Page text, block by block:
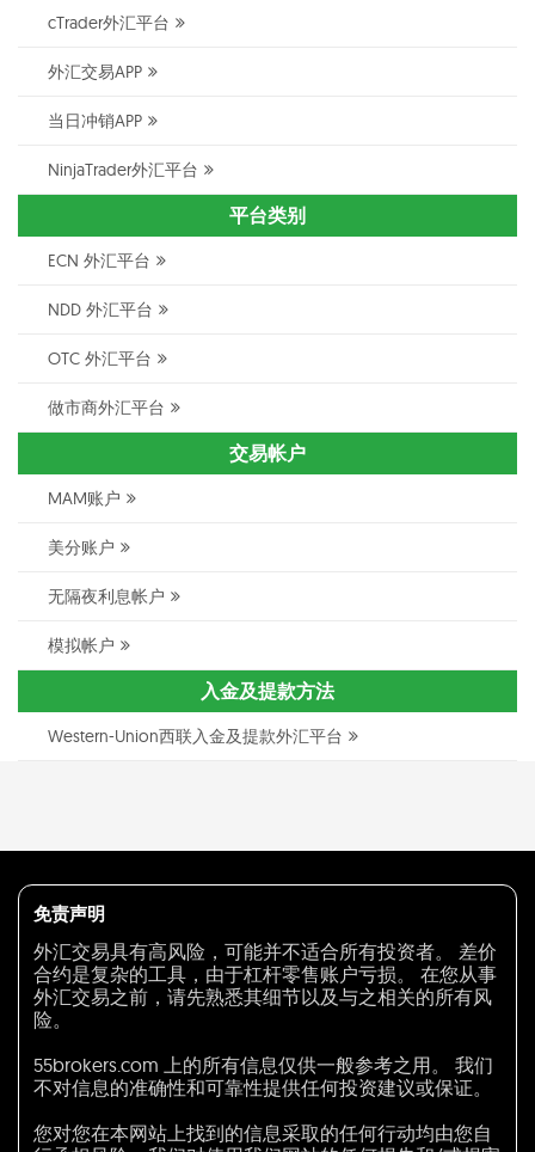
cTrader外汇平台
外汇交易APP
当日冲销APP
NinjaTrader外汇平台
平台类别
ECN 外汇平台
NDD 外汇平台
OTC 外汇平台
做市商外汇平台
交易帐户
MAM账户
美分账户
无隔夜利息帐户
模拟帐户
入金及提款方法
Western-Union西联入金及提款外汇平台
免责声明
外汇交易具有高风险，可能并不适合所有投资者。 差价
合约是复杂的工具，由于杠杆零售账户亏损。 在您从事
外汇交易之前，请先熟悉其细节以及与之相关的所有风
险。
55brokers.com 上的所有信息仅供一般参考之用。 我们
不对信息的准确性和可靠性提供任何投资建议或保证。
您对您在本网站上找到的信息采取的任何行动均由您自